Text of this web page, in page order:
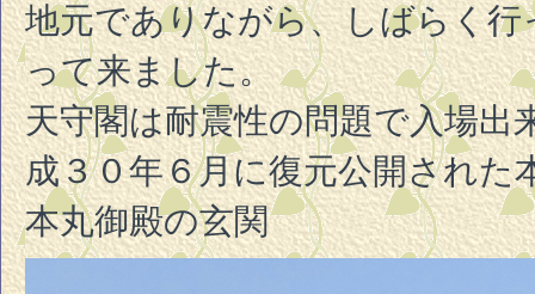
地元でありながら、しばらく
って来ました。
天守閣は耐震性の問題で入場出
成３０年６月に復元公開された
本丸御殿の玄関